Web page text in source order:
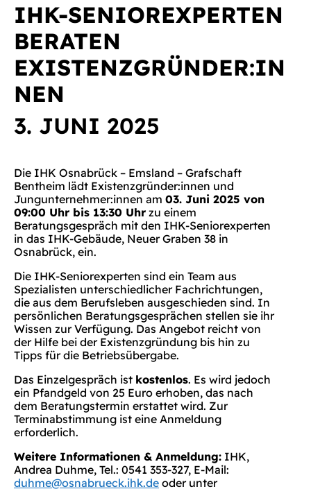
IHK-SENIOREXPERTEN
BERATEN
EXISTENZGRÜNDER:IN
NEN
3. JUNI 2025
Die IHK Osnabrück – Emsland – Grafschaft
Bentheim lädt Existenzgründer:innen und
Jungunternehmer:innen am 03. Juni 2025 von
09:00 Uhr bis 13:30 Uhr zu einem
Beratungsgespräch mit den IHK-Seniorexperten
in das IHK-Gebäude, Neuer Graben 38 in
Osnabrück, ein.
Die IHK-Seniorexperten sind ein Team aus
Spezialisten unterschiedlicher Fachrichtungen,
die aus dem Berufsleben ausgeschieden sind. In
persönlichen Beratungsgesprächen stellen sie ihr
Wissen zur Verfügung. Das Angebot reicht von
der Hilfe bei der Existenzgründung bis hin zu
Tipps für die Betriebsübergabe.
Das Einzelgespräch ist kostenlos. Es wird jedoch
ein Pfandgeld von 25 Euro erhoben, das nach
dem Beratungstermin erstattet wird. Zur
Terminabstimmung ist eine Anmeldung
erforderlich.
Weitere Informationen & Anmeldung: IHK,
Andrea Duhme, Tel.: 0541 353-327, E-Mail:
duhme@osnabrueck.ihk.de oder unter